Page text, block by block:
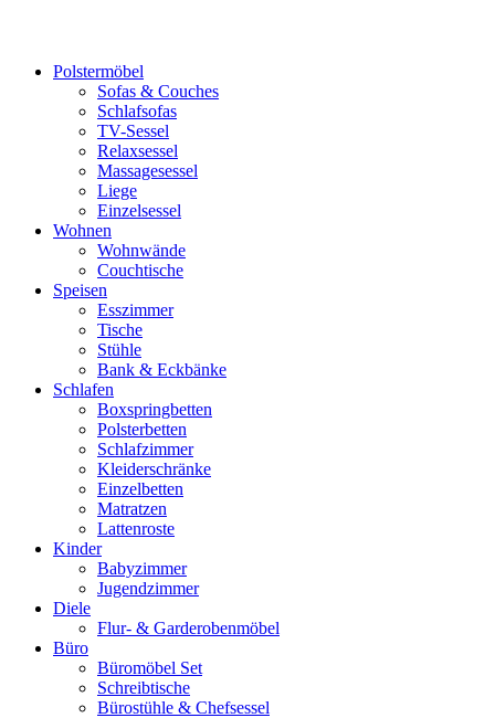
Polstermöbel
Sofas & Couches
Schlafsofas
TV-Sessel
Relaxsessel
Massagesessel
Liege
Einzelsessel
Wohnen
Wohnwände
Couchtische
Speisen
Esszimmer
Tische
Stühle
Bank & Eckbänke
Schlafen
Boxspringbetten
Polsterbetten
Schlafzimmer
Kleiderschränke
Einzelbetten
Matratzen
Lattenroste
Kinder
Babyzimmer
Jugendzimmer
Diele
Flur- & Garderobenmöbel
Büro
Büromöbel Set
Schreibtische
Bürostühle & Chefsessel